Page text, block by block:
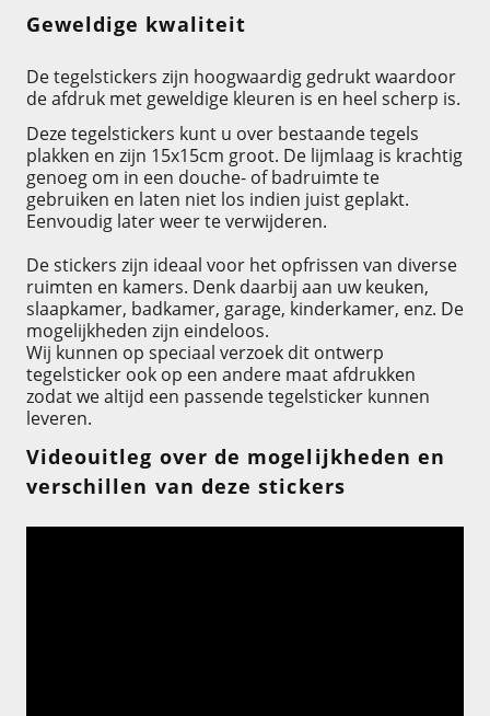
Geweldige kwaliteit
De tegelstickers zijn hoogwaardig gedrukt waardoor
de afdruk met geweldige kleuren is en heel scherp is.
Deze tegelstickers kunt u over bestaande tegels
plakken en zijn 15x15cm groot. De lijmlaag is krachtig
genoeg om in een douche- of badruimte te
gebruiken en laten niet los indien juist geplakt.
Eenvoudig later weer te verwijderen.
De stickers zijn ideaal voor het opfrissen van diverse
ruimten en kamers. Denk daarbij aan uw keuken,
slaapkamer, badkamer, garage, kinderkamer, enz. De
mogelijkheden zijn eindeloos.
Wij kunnen op speciaal verzoek dit ontwerp
tegelsticker ook op een andere maat afdrukken
zodat we altijd een passende tegelsticker kunnen
leveren.
Videouitleg over de mogelijkheden en
verschillen van deze stickers